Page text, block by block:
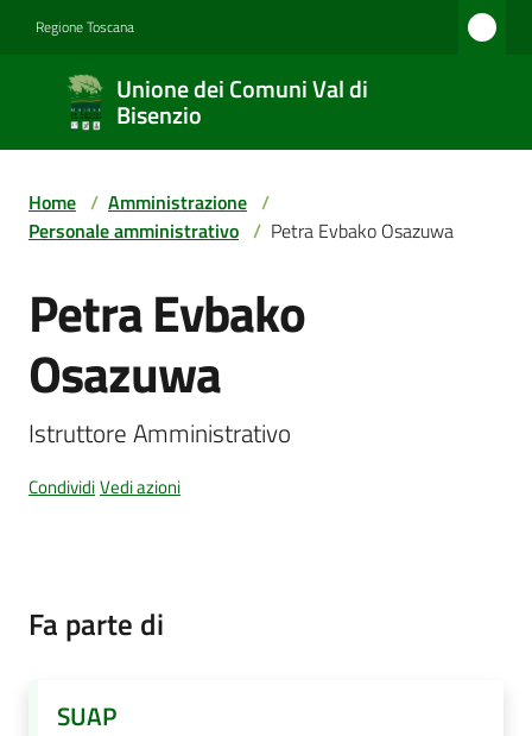
Regione Toscana
Unione dei Comuni Val di
Bisenzio
Unione
dei
Comuni
Val di
Bisenzio
Amministrazione
Novità
Documenti
e
Home / Amministrazione /
Personale amministrativo / Petra Evbako Osazuwa
Salta al contenuto
Petra Evbako
Osazuwa
Istruttore Amministrativo
CondividiVedi azioni
Fa parte di
SUAP